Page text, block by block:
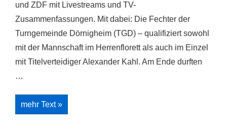
und ZDF mit Livestreams und TV-
Zusammenfassungen. Mit dabei: Die Fechter der
Turngemeinde Dörnigheim (TGD) – qualifiziert sowohl
mit der Mannschaft im Herrenflorett als auch im Einzel
mit Titelverteidiger Alexander Kahl. Am Ende durften
…
Zwei
Silbermedaillen
für
mehr Text »